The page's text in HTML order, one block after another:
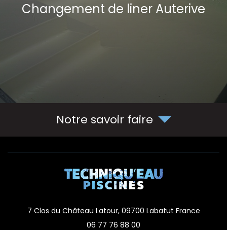
Changement de liner Auterive
Notre savoir faire
7 Clos du Château Latour, 09700 Labatut France
06 77 76 88 00